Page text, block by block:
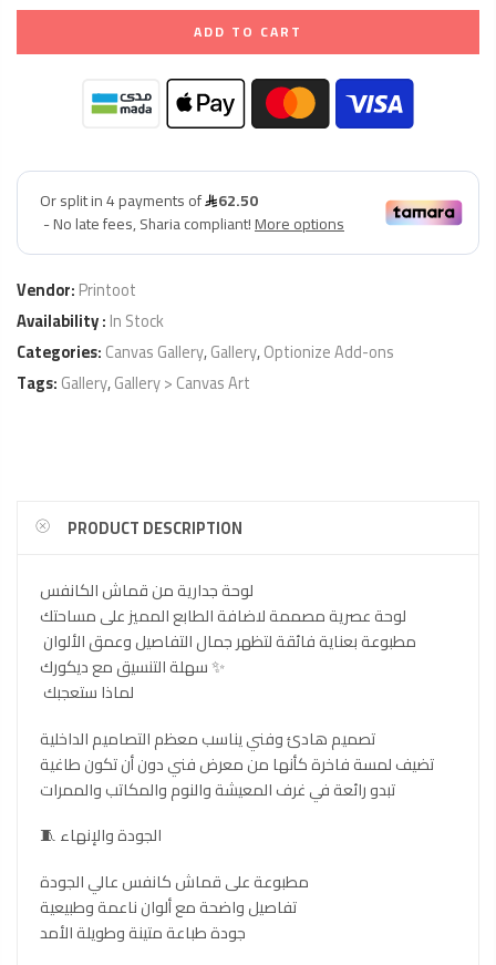
ADD TO CART
Vendor:Printoot
Availability :In Stock
Categories:Canvas Gallery,Gallery,Optionize Add-ons
Tags:Gallery,Gallery > Canvas Art
PRODUCT DESCRIPTION
لوحة جدارية من قماش الكانفس
سهلة التنسيق مع ديكورك ✨
لماذا ستعجبك
تصميم هادئ وفني يناسب معظم التصاميم الداخلية
تضيف لمسة فاخرة كأنها من معرض فني دون أن تكون طاغية
تبدو رائعة في غرف المعيشة والنوم والمكاتب والممرات
🧵 الجودة والإنهاء
مطبوعة على قماش كانفس عالي الجودة
تفاصيل واضحة مع ألوان ناعمة وطبيعية
جودة طباعة متينة وطويلة الأمد